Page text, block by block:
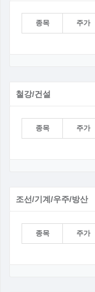
종목 주가
철강/건설
종목 주가
조선/기계/우주/방산
종목 주가